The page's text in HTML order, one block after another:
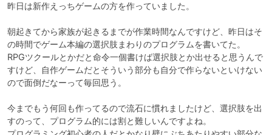
昨日は新作えっちゲームの方を作っていました。
朝起きてから家族が起きるまでが作業時間なんですけど、昨日はそ
の時間でゲーム本編の選択肢まわりのプログラムを書いてた。
RPGツクールとかだと命令一個書けば選択肢とか出せると思うんで
すけど、自作ゲームだとそういう部分も自分で作らないといけない
ので面倒だなーって毎回思う。
今までもう何回も作ってるので流石に慣れましたけど、選択肢を出
すのって、プログラム的には割と難しいんですよね。